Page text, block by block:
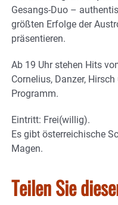
Gesangs-Duo –
größten Erfolge der
präsentieren.
Ab 19 Uhr stehen Hits
Cornelius, Danzer,
Programm.
Eintritt: Frei(willig).
Es gibt österreichische
Magen.
Teilen Sie